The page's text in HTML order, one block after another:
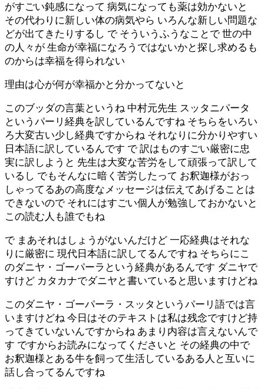
がすごい鈍感になって 病気になっても薬は効かないと
その代わりに新しい体の病気やら いろんな新しい問題な
どが出てきたりするし で そういうふうなことで 世の中
の人々が 生命が幸福になろうではないかと探し求めるも
のからは幸福を得られない
理由は心が何が幸福かと分かってないと
このブッダの言葉というね 中村元先生 スッタニパータ
というパーリ経典を訳しているんですね そちらをいろい
ろ大変古い少し経典ですからね それなりに分かりやすい
日本語に訳しているんです で 訳はものすごい厳密に忠
実に訳しようと 先生は大変な苦労をして頑張って訳して
いるし でもそんなに暗く苦労したって お釈迦様がおっ
しゃってるあの高度なメッセージは伝えてあげることは
できないので それにはすごい個人が勉強しておかないと
この読む人も誰でもね
で まあそれはしょうがないんだけど 一応経典はそれな
りに厳密に 現代日本語に訳してるんですね そちらにこ
のダニヤ・ゴーパーラという経典があるんです ダニヤで
すけど カタカナでダニヤと書いていると思いますけどね
このダニヤ・ゴーパーラ・スッタというパーリ語では言
いますけどね 今日はそのテキストは私は残念ですけど持
ってきていないんですからね あまり内容は言えないんで
す ですからお読みになってくださいと その経典の中で
お釈迦様とある牛を飼って生活しているある人と互いに
話し合ってるんですね